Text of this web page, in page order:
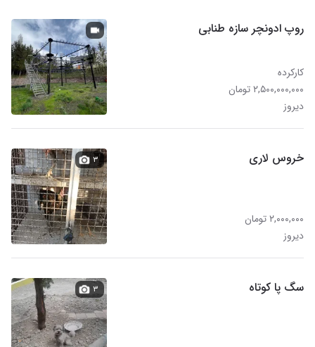
روپ ادونچر سازه طنابی
کارکرده
۲,۵۰۰,۰۰۰,۰۰۰ تومان
دیروز
خروس لاری
۲,۰۰۰,۰۰۰ تومان
دیروز
۳
سگ پا کوتاه ۳